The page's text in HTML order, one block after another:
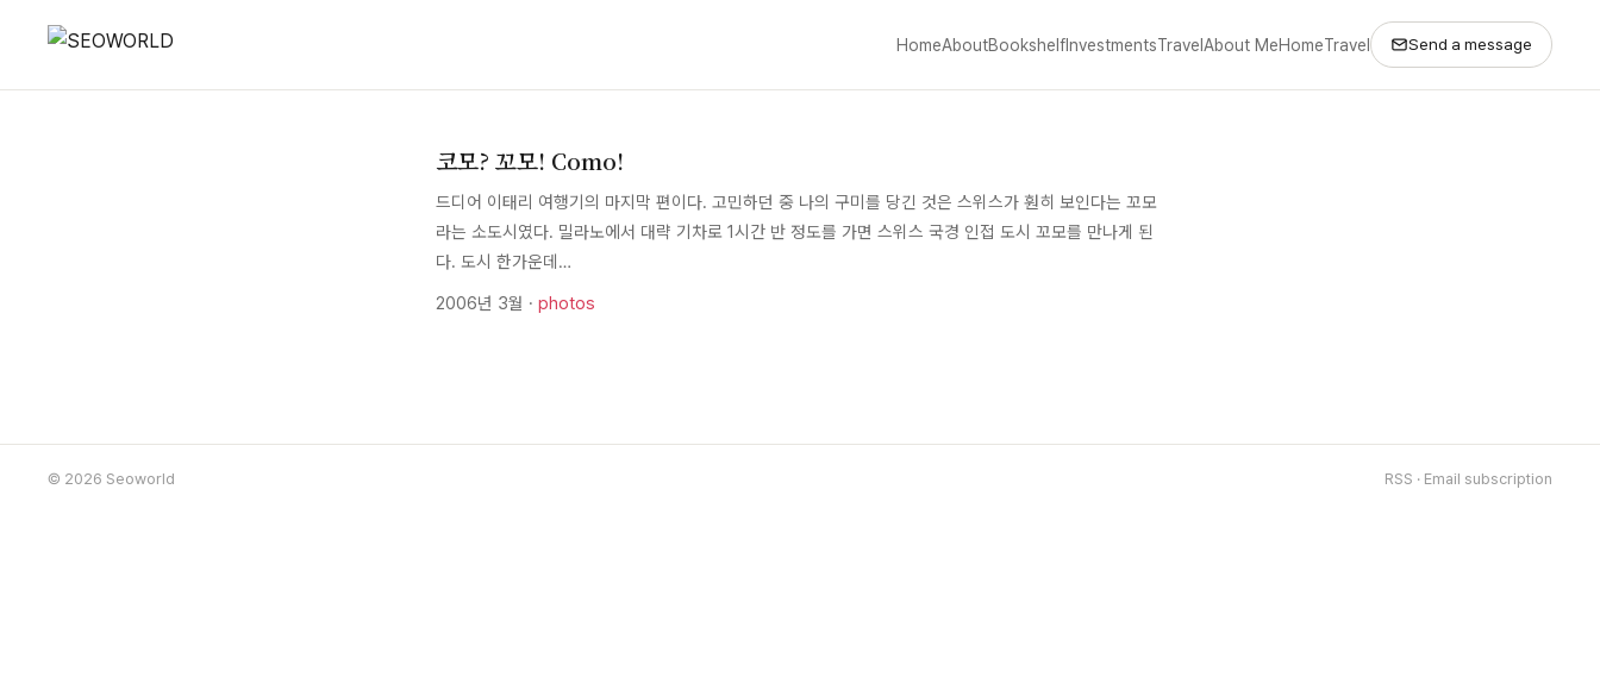
HomeAboutBookshelfInvestmentsTravelAbout MeHomeTravel Send a message
코모? 꼬모! Como!
드디어 이태리 여행기의 마지막 편이다. 고민하던 중 나의 구미를 당긴 것은 스위스가 훤히 보인다는 꼬모
라는 소도시였다. 밀라노에서 대략 기차로 1시간 반 정도를 가면 스위스 국경 인접 도시 꼬모를 만나게 된
다. 도시 한가운데…
2006년 3월 · photos
© 2026 Seoworld RSS · Email subscription